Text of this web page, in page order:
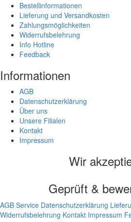
Bestellinformationen
Lieferung und Versandkosten
Zahlungsmöglichkeiten
Widerrufsbelehrung
Info Hotline
Feedback
Informationen
AGB
Datenschutzerklärung
Über uns
Unsere Filialen
Kontakt
Impressum
Wir
Geprüft &
AGB Service Datenschutzerklärung
Widerrufsbelehrung Kontakt Impressum